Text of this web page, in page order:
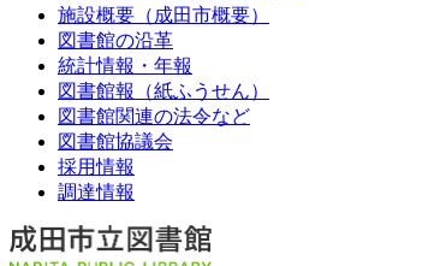
施設概要（成田市概要）
図書館の沿革
統計情報・年報
図書館報（紙ふうせん）
図書館関連の法令など
図書館協議会
採用情報
調達情報